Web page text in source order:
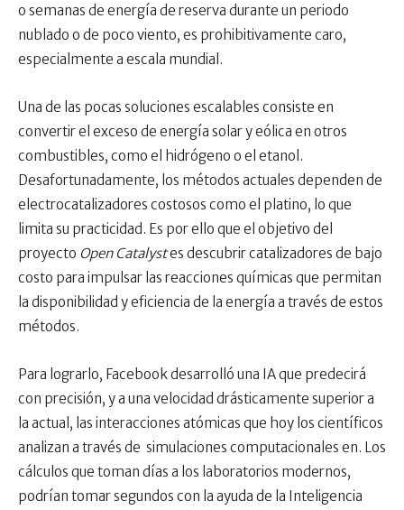
o semanas de energía de reserva durante un periodo
nublado o de poco viento, es prohibitivamente caro,
especialmente a escala mundial.
Una de las pocas soluciones escalables consiste en
convertir el exceso de energía solar y eólica en otros
combustibles, como el hidrógeno o el etanol.
Desafortunadamente, los métodos actuales dependen de
electrocatalizadores costosos como el platino, lo que
limita su practicidad. Es por ello que el objetivo del
proyecto Open Catalystes descubrir catalizadores de bajo
costo para impulsar las reacciones químicas que permitan
la disponibilidad y eficiencia de la energía a través de estos
métodos.
Para lograrlo, Facebook desarrolló una IA que predecirá
con precisión, y a una velocidad drásticamente superior a
la actual, las interacciones atómicas que hoy los científicos
analizan a través de simulaciones computacionales en. Los
cálculos que toman días a los laboratorios modernos,
podrían tomar segundos con la ayuda de la Inteligencia